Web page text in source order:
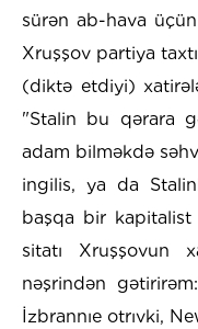
sürən ab-hava
Xruşşov partiya
(diktə etdiyi)
"Stalin bu qərara
adam bilməkdə
ingilis, ya da
başqa bir
sitatı Xruşşovun
nəşrindən
İzbrannıe otrıvki,